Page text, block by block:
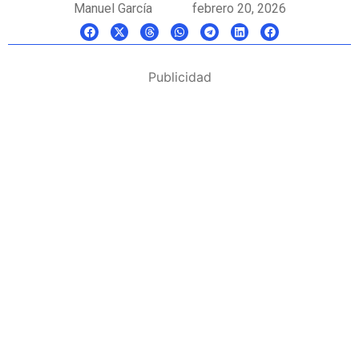
Manuel García febrero 20, 2026
Publicidad